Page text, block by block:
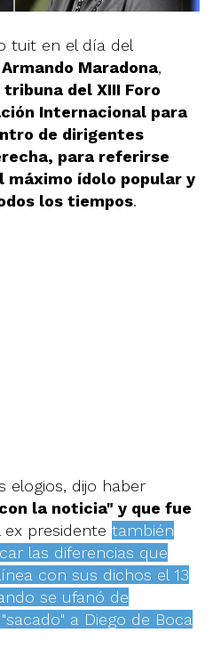
tuit en el día del
Maradona,
del XIII Foro
Internacional para
de dirigentes
para referirse
máximo ídolo popular y
los tiempos.
elogios, dijo haber
la noticia" y que fue
ex presidente también
las diferencias que
con sus dichos el 13
se ufanó de
a Diego de Boca